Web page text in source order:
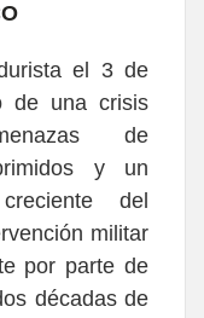
el 3 de
de una crisis
de
y un
del
militar
por parte de
décadas de